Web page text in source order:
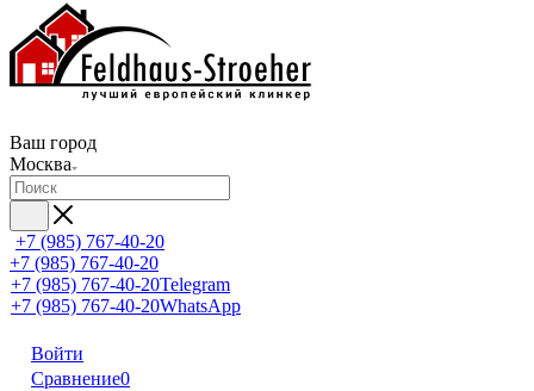
Ваш город
Москва
+7 (985) 767-40-20
+7 (985) 767-40-20
+7 (985) 767-40-20Telegram
+7 (985) 767-40-20WhatsApp
Войти
Сравнение0